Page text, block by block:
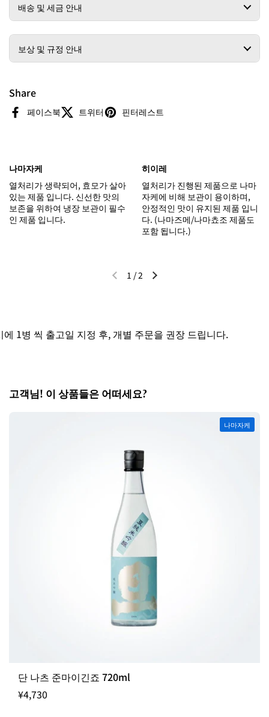
배송 및 세금 안내
보상 및 규정 안내
Share
페이스북 트위터 핀터레스트
나마자케
열처리가 생략되어, 효모가 살아
있는 제품 입니다. 신선한 맛의
보존을 위하여 냉장 보관이 필수
인 제품 입니다.
히이레
열처리가 진행된 제품으로 나마
자케에 비해 보관이 용이하며,
안정적인 맛이 유지된 제품 입니
다. (나마즈메/나마쵸조 제품도
포함 됩니다.)
이전 슬라이드다음 슬라이드
1 /2
병 씩 출고일 지정 후, 개별 주문을 권장 드립니다.
고객님! 이 상품들은 어떠세요?
단 나츠 준마이긴죠 720ml
¥4,730
나마자케